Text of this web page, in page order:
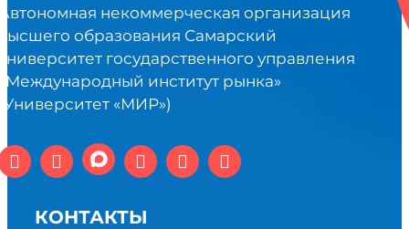
некоммерческая организация
образования Самарский
государственного управления
институт рынка»
«МИР»)
КОНТАКТЫ